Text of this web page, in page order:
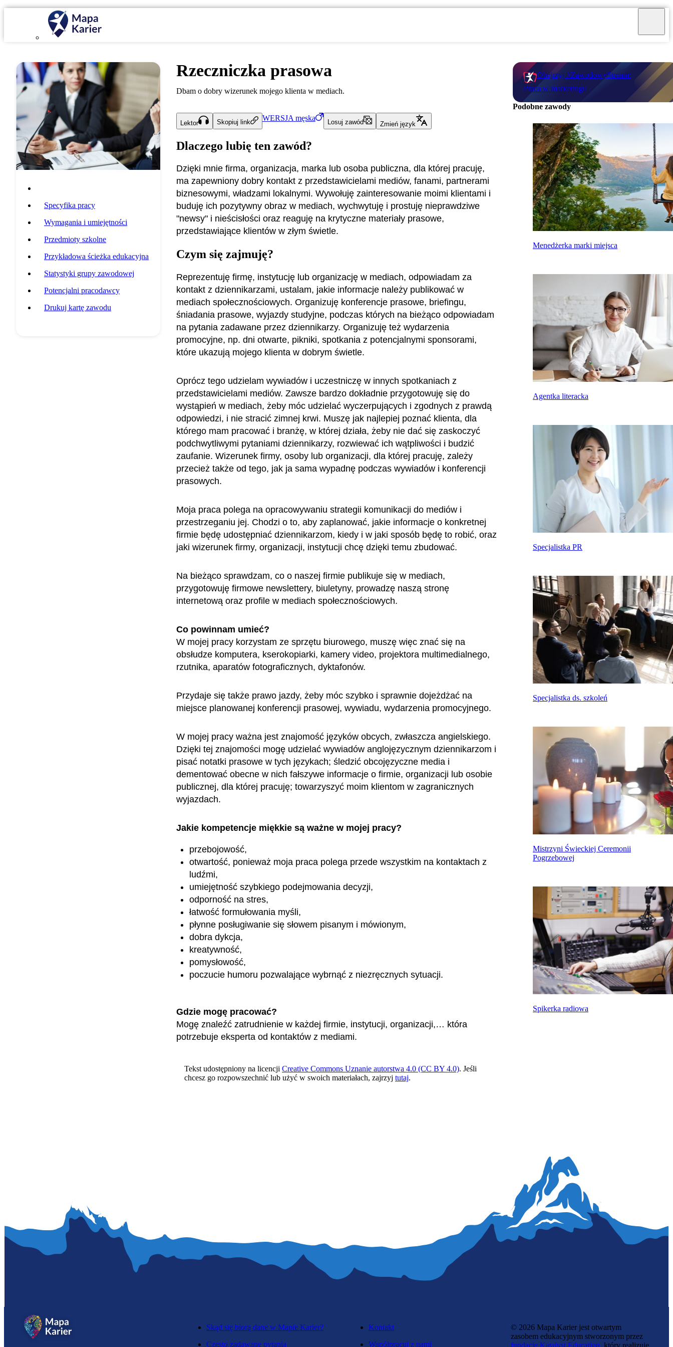
Specyfika pracy
Wymagania i umiejętności
Przedmioty szkolne
Przykładowa ścieżka edukacyjna
Statystyki grupy zawodowej
Potencjalni pracodawcy
Drukuj kartę zawodu
Rzeczniczka prasowa
Dbam o dobry wizerunek mojego klienta w mediach.
Lektor Skopiuj link WERSJA męska
Losuj zawód Zmień język
Dlaczego lubię ten zawód?
Dzięki mnie firma, organizacja, marka lub osoba publiczna, dla której pracuję,
ma zapewniony dobry kontakt z przedstawicielami mediów, fanami, partnerami
biznesowymi, władzami lokalnymi. Wywołuję zainteresowanie moimi klientami i
buduję ich pozytywny obraz w mediach, wychwytuję i prostuję nieprawdziwe
"newsy" i nieścisłości oraz reaguję na krytyczne materiały prasowe,
przedstawiające klientów w złym świetle.
Czym się zajmuję?
Reprezentuję firmę, instytucję lub organizację w mediach, odpowiadam za
kontakt z dziennikarzami, ustalam, jakie informacje należy publikować w
mediach społecznościowych. Organizuję konferencje prasowe, briefingu,
śniadania prasowe, wyjazdy studyjne, podczas których na bieżąco odpowiadam
na pytania zadawane przez dziennikarzy. Organizuję też wydarzenia
promocyjne, np. dni otwarte, pikniki, spotkania z potencjalnymi sponsorami,
które ukazują mojego klienta w dobrym świetle.
Oprócz tego udzielam wywiadów i uczestniczę w innych spotkaniach z
przedstawicielami mediów. Zawsze bardzo dokładnie przygotowuję się do
wystąpień w mediach, żeby móc udzielać wyczerpujących i zgodnych z prawdą
odpowiedzi, i nie stracić zimnej krwi. Muszę jak najlepiej poznać klienta, dla
którego mam pracować i branżę, w której działa, żeby nie dać się zaskoczyć
podchwytliwymi pytaniami dziennikarzy, rozwiewać ich wątpliwości i budzić
zaufanie. Wizerunek firmy, osoby lub organizacji, dla której pracuję, zależy
przecież także od tego, jak ja sama wypadnę podczas wywiadów i konferencji
prasowych.
Moja praca polega na opracowywaniu strategii komunikacji do mediów i
przestrzeganiu jej. Chodzi o to, aby zaplanować, jakie informacje o konkretnej
firmie będę udostępniać dziennikarzom, kiedy i w jaki sposób będę to robić, oraz
jaki wizerunek firmy, organizacji, instytucji chcę dzięki temu zbudować.
Na bieżąco sprawdzam, co o naszej firmie publikuje się w mediach,
przygotowuję firmowe newslettery, biuletyny, prowadzę naszą stronę
internetową oraz profile w mediach społecznościowych.
Co powinnam umieć?
W mojej pracy korzystam ze sprzętu biurowego, muszę więc znać się na
obsłudze komputera, kserokopiarki, kamery video, projektora multimedialnego,
rzutnika, aparatów fotograficznych, dyktafonów.
Przydaje się także prawo jazdy, żeby móc szybko i sprawnie dojeżdżać na
miejsce planowanej konferencji prasowej, wywiadu, wydarzenia promocyjnego.
W mojej pracy ważna jest znajomość języków obcych, zwłaszcza angielskiego.
Dzięki tej znajomości mogę udzielać wywiadów anglojęzycznym dziennikarzom i
pisać notatki prasowe w tych językach; śledzić obcojęzyczne media i
dementować obecne w nich fałszywe informacje o firmie, organizacji lub osobie
publicznej, dla której pracuję; towarzyszyć moim klientom w zagranicznych
wyjazdach.
Jakie kompetencje miękkie są ważne w mojej pracy?
przebojowość,
otwartość, ponieważ moja praca polega przede wszystkim na kontaktach z
ludźmi,
umiejętność szybkiego podejmowania decyzji,
odporność na stres,
łatwość formułowania myśli,
płynne posługiwanie się słowem pisanym i mówionym,
dobra dykcja,
kreatywność,
pomysłowość,
poczucie humoru pozwalające wybrnąć z niezręcznych sytuacji.
Gdzie mogę pracować?
Mogę znaleźć zatrudnienie w każdej firmie, instytucji, organizacji,… która
potrzebuje eksperta od kontaktów z mediami.
Tekst udostępniony na licencji Creative Commons Uznanie autorstwa 4.0 (CC BY 4.0). Jeśli
chcesz go rozpowszechnić lub użyć w swoich materiałach, zajrzyj tutaj.
Obejrzyj #ZawodowyStream:
Praca w marketingu
Podobne zawody
Menedżerka marki miejsca
Agentka literacka
Specjalistka PR
Specjalistka ds. szkoleń
Mistrzyni Świeckiej Ceremonii
Pogrzebowej
Spikerka radiowa
Skąd się biorą dane w Mapie Karier?
Często zadawane pytania
Kontakt
Współpracuj z nami
© 2026 Mapa Karier jest otwartym
zasobem edukacyjnym stworzonym przez